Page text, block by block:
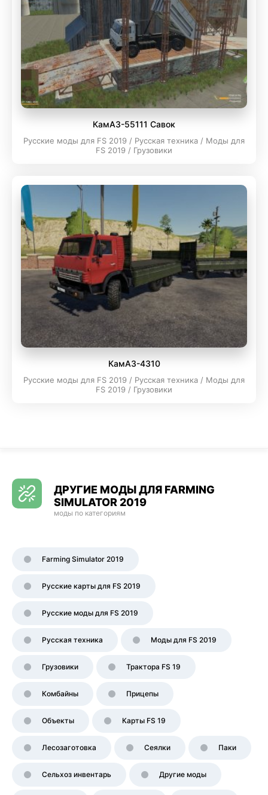
КамАЗ-55111 Савок
Русские моды для FS 2019 / Русская техника / Моды для
FS 2019 / Грузовики
КамАЗ-4310
Русские моды для FS 2019 / Русская техника / Моды для
FS 2019 / Грузовики
ДРУГИЕ МОДЫ ДЛЯ FARMING
SIMULATOR 2019
моды по категориям
Farming Simulator 2019
Русские карты для FS 2019
Русские моды для FS 2019
Русская техника Моды для FS 2019
Грузовики Трактора FS 19
Комбайны Прицепы
Объекты Карты FS 19
Лесозаготовка Сеялки Паки
Сельхоз инвентарь Другие моды